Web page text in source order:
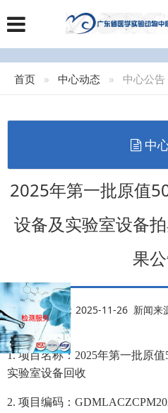
首页 中心动态 中心公告
中
2025年第一批原值
设备及实验室设备
果
发布日期：2025-11-26 新闻
1. 项目名称：2025年第一批原
实验室设备回收
2. 项目编码：